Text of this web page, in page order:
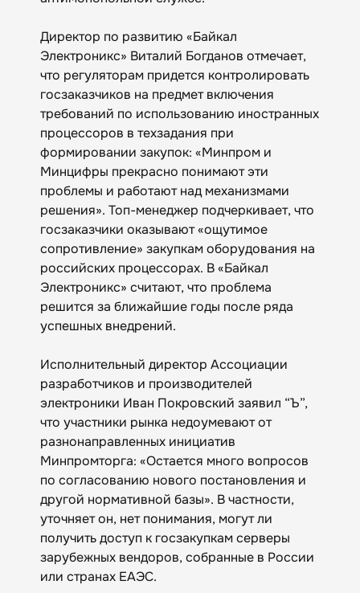
Директор по развитию «Байкал
Электроникс» Виталий Богданов отмечает,
что регуляторам придется контролировать
госзаказчиков на предмет включения
требований по использованию иностранных
процессоров в техзадания при
формировании закупок: «Минпром и
Минцифры прекрасно понимают эти
проблемы и работают над механизмами
решения». Топ-менеджер подчеркивает, что
госзаказчики оказывают «ощутимое
сопротивление» закупкам оборудования на
российских процессорах. В «Байкал
Электроникс» считают, что проблема
решится за ближайшие годы после ряда
успешных внедрений.
Исполнительный директор Ассоциации
разработчиков и производителей
электроники Иван Покровский заявил “Ъ”,
что участники рынка недоумевают от
разнонаправленных инициатив
Минпромторга: «Остается много вопросов
по согласованию нового постановления и
другой нормативной базы». В частности,
уточняет он, нет понимания, могут ли
получить доступ к госзакупкам серверы
зарубежных вендоров, собранные в России
или странах ЕАЭС.